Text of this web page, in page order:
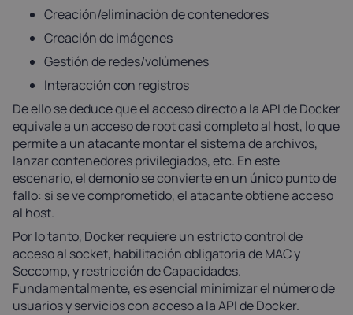
Creación/eliminación de contenedores
Creación de imágenes
Gestión de redes/volúmenes
Interacción con registros
De ello se deduce que el acceso directo a la API de Docker
equivale a un acceso de root casi completo al host, lo que
permite a un atacante montar el sistema de archivos,
lanzar contenedores privilegiados, etc. En este
escenario, el demonio se convierte en un único punto de
fallo: si se ve comprometido, el atacante obtiene acceso
al host.
Por lo tanto, Docker requiere un estricto control de
acceso al socket, habilitación obligatoria de MAC y
Seccomp, y restricción de Capacidades.
Fundamentalmente, es esencial minimizar el número de
usuarios y servicios con acceso a la API de Docker.